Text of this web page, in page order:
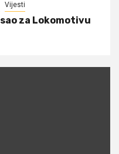
Vijesti
za Lokomotivu